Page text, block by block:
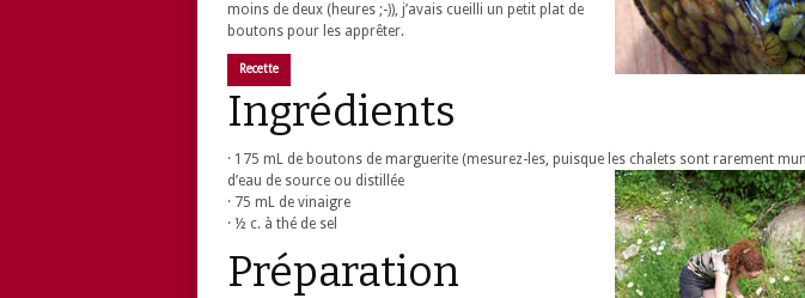
moins de deux (heures ;-)), j’avais cueilli un petit plat de
boutons pour les apprêter.
Recette
Ingrédients
· 175 mL de boutons de marguerite (mesurez-les, puisque les chalets sont rarement
d’eau de source ou distillée
· 75 mL de vinaigre
· ½ c. à thé de sel
Préparation